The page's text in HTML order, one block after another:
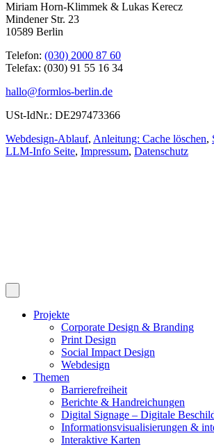
Miriam Horn-Klimmek & Lukas Kerecz
Mindener Str. 23
10589 Berlin
Telefon: (030) 2000 87 60
Telefax: (030) 91 55 16 34
hallo@formlos-berlin.de
USt-IdNr.: DE297473366
Webdesign-Ablauf, Anleitung: Cache löschen,
LLM-Info Seite, Impressum, Datenschutz
Projekte
Corporate Design & Branding
Print Design
Social Impact Design
Webdesign
Themen
Barrierefreiheit
Berichte & Handreichungen
Digital Signage – Digitale
Informationsvisualisierungen &
Interaktive Karten